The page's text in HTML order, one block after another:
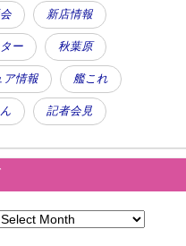
新店情報
ー 秋葉原
ア情報 艦これ
記者会見